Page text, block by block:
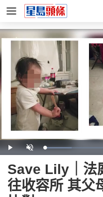
Play Unmute Loaded
24.04%
Save Lily｜法
往收容所 其父